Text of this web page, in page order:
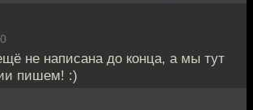
не написана до конца, а мы тут
пишем! :)